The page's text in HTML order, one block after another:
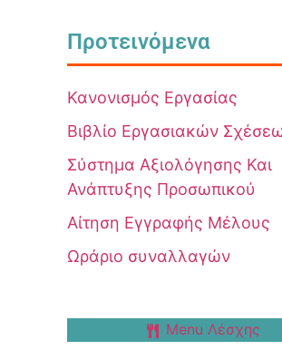
Προτεινόμενα
Κανονισμός Εργασίας
Βιβλίο Εργασιακών
Σύστημα Αξιολόγησης Και
Ανάπτυξης Προσωπικού
Αίτηση Εγγραφής Μέλους
Ωράριο συναλλαγών
Menu Λέσχης